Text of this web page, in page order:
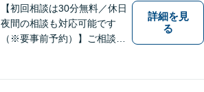
【初回相談は30分無料／休日
夜間の相談も対応可能です
（※要事前予約）】ご相談、
スを心がけています。お気軽
詳細を見
る